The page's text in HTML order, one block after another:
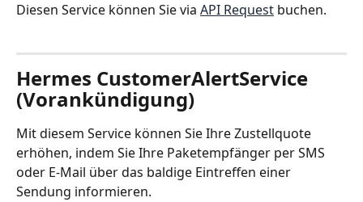
Diesen Service können Sie via API Request buchen.
Hermes CustomerAlertService
(Vorankündigung)
Mit diesem Service können Sie Ihre Zustellquote
erhöhen, indem Sie Ihre Paketempfänger per SMS
oder E-Mail über das baldige Eintreffen einer
Sendung informieren.